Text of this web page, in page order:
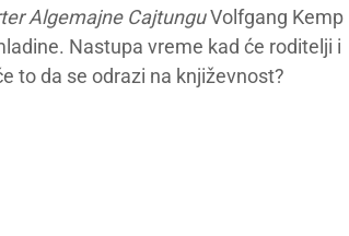
Algemajne CajtunguVolfgang Kemp
Nastupa vreme kad će roditelji i
to da se odrazi na književnost?